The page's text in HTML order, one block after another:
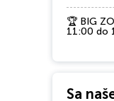
🏆 BIG
11:00 do
Sa